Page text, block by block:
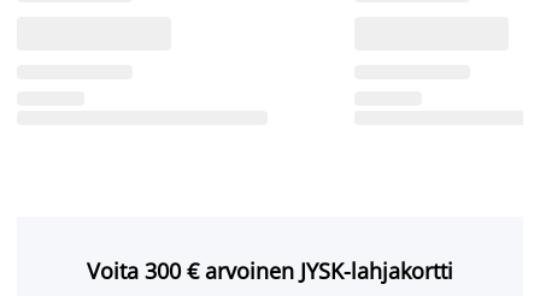
Voita 300 € arvoinen JYSK-lahjakortti